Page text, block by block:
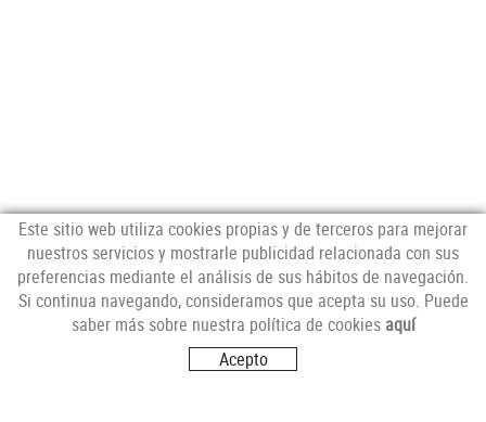
NEWSLETTER
Este sitio web utiliza cookies propias y de terceros para mejorar
nuestros servicios y mostrarle publicidad relacionada con sus
preferencias mediante el análisis de sus hábitos de navegación.
Si continua navegando, consideramos que acepta su uso. Puede
saber más sobre nuestra política de cookies aquí
Acepto